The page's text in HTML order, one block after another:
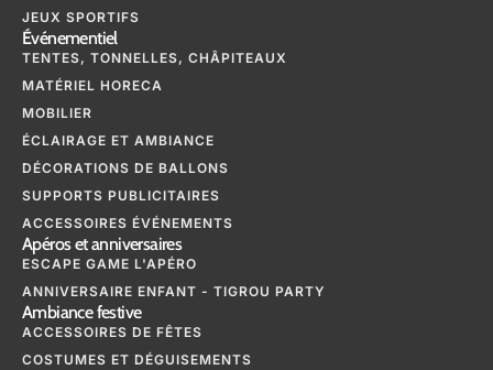
JEUX SPORTIFS
Événementiel
TENTES, TONNELLES, CHÂPITEAUX
MATÉRIEL HORECA
MOBILIER
ÉCLAIRAGE ET AMBIANCE
DÉCORATIONS DE BALLONS
SUPPORTS PUBLICITAIRES
ACCESSOIRES ÉVÉNEMENTS
Apéros et anniversaires
ESCAPE GAME L'APÉRO
ANNIVERSAIRE ENFANT - TIGROU PARTY
Ambiance festive
ACCESSOIRES DE FÊTES
COSTUMES ET DÉGUISEMENTS